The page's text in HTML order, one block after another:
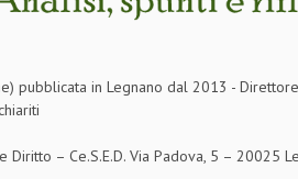
pubblicata in Legnano dal 2013 -
Diritto – Ce.S.E.D. Via Padova, 5 –